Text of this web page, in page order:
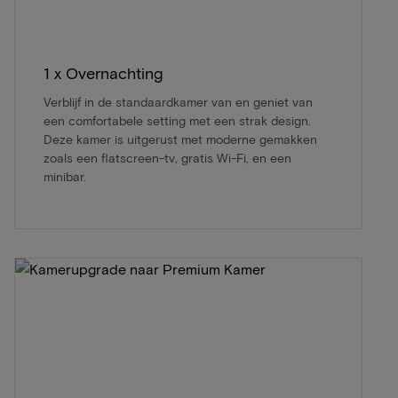
1 x Overnachting
Verblijf in de standaardkamer van en geniet van
een comfortabele setting met een strak design.
Deze kamer is uitgerust met moderne gemakken
zoals een flatscreen-tv, gratis Wi-Fi, en een
minibar.